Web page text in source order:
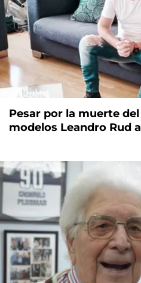
Pesar por la muerte
modelos Leandro Rud